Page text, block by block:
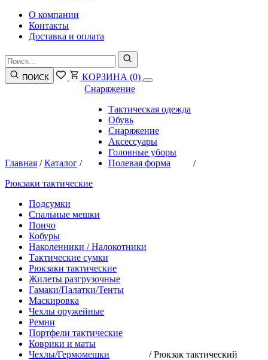
О компании
Контакты
Доставка и оплата
ПОИСК КОРЗИНА (0)
Главная /Каталог /
Снаряжение
Тактическая одежда
Обувь
Снаряжение
Аксессуары
Головные уборы
Полевая форма
/
Рюкзаки тактические
Подсумки
Спальные мешки
Пончо
Кобуры
Наколенники / Налокотники
Тактические сумки
Рюкзаки тактические
Жилеты разгрузочные
Гамаки/Палатки/Тенты
Маскировка
Чехлы оружейные
Ремни
Портфели тактические
Коврики и маты
Чехлы/Гермомешки
/Рюкзак тактический